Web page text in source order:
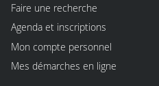
Faire une recherche
Agenda et inscriptions
Mon compte personnel
Mes démarches en ligne